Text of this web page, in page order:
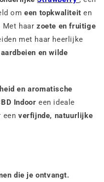
omeen topkwaliteit en
Met haarzoete en fruitige
met haar heerlijke
en wilde
en aromatische
Indoor een ideale
eenverfijnde, natuurlijke
die je ontvangt.